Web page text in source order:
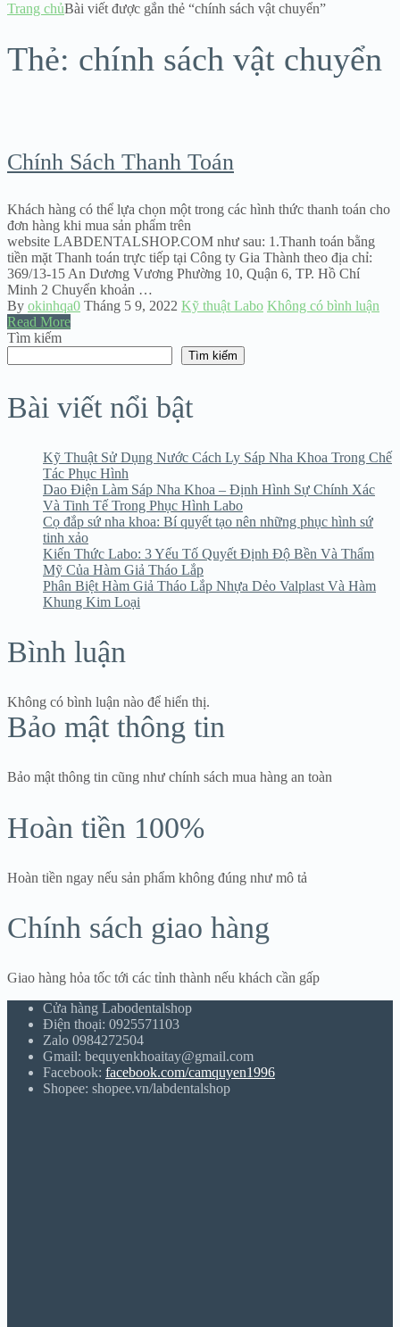
Trang chủBài viết được gắn thẻ “chính sách vật chuyển”
Thẻ: chính sách vật chuyển
Chính Sách Thanh Toán
Khách hàng có thể lựa chọn một trong các hình thức thanh toán cho
đơn hàng khi mua sản phẩm trên
website LABDENTALSHOP.COM như sau: 1.Thanh toán bằng
tiền mặt Thanh toán trực tiếp tại Công ty Gia Thành theo địa chỉ:
369/13-15 An Dương Vương Phường 10, Quận 6, TP. Hồ Chí
Minh 2 Chuyển khoản …
By okinhqa0 Tháng 5 9, 2022 Kỹ thuật Labo Không có bình luận
Read More
Tìm kiếm
Tìm kiếm
Bài viết nổi bật
Kỹ Thuật Sử Dụng Nước Cách Ly Sáp Nha Khoa Trong Chế
Tác Phục Hình
Dao Điện Làm Sáp Nha Khoa – Định Hình Sự Chính Xác
Và Tinh Tế Trong Phục Hình Labo
Cọ đắp sứ nha khoa: Bí quyết tạo nên những phục hình sứ
tinh xảo
Kiến Thức Labo: 3 Yếu Tố Quyết Định Độ Bền Và Thẩm
Mỹ Của Hàm Giả Tháo Lắp
Phân Biệt Hàm Giả Tháo Lắp Nhựa Dẻo Valplast Và Hàm
Khung Kim Loại
Bình luận
Không có bình luận nào để hiển thị.
Bảo mật thông tin
Bảo mật thông tin cũng như chính sách mua hàng an toàn
Hoàn tiền 100%
Hoàn tiền ngay nếu sản phẩm không đúng như mô tả
Chính sách giao hàng
Giao hàng hỏa tốc tới các tỉnh thành nếu khách cần gấp
Cửa hàng Labodentalshop
Điện thoại: 0925571103
Zalo 0984272504
Gmail: bequyenkhoaitay@gmail.com
Facebook: facebook.com/camquyen1996
Shopee: shopee.vn/labdentalshop